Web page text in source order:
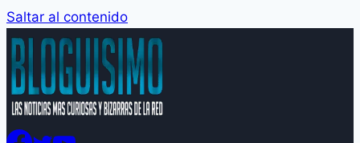
Saltar al contenido